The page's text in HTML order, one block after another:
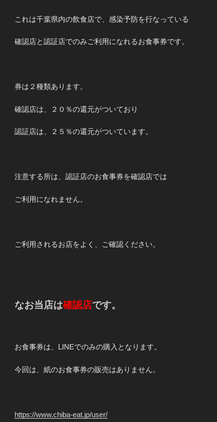
これは千葉県内の飲食店で、感染予防を行なっている
確認店と認証店でのみご利用になれるお食事券です。
券は２種類あります。
確認店は、２０％の還元がついており
認証店は、２５％の還元がついています。
注意する所は、認証店のお食事券を確認店では
ご利用になれません。
ご利用されるお店をよく、ご確認ください。
なお当店は確認店です。
お食事券は、LINEでのみの購入となります。
今回は、紙のお食事券の販売はありません。
https://www.chiba-eat.jp/user/